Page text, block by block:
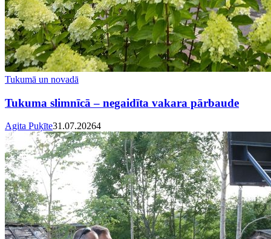
Tukumā un novadā
Tukuma slimnīcā – negaidīta vakara pārbaude
Agita Puķīte31.07.20264